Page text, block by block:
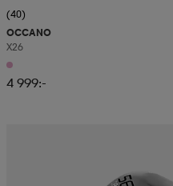
(40)
OCCANO
X26
4 999:-